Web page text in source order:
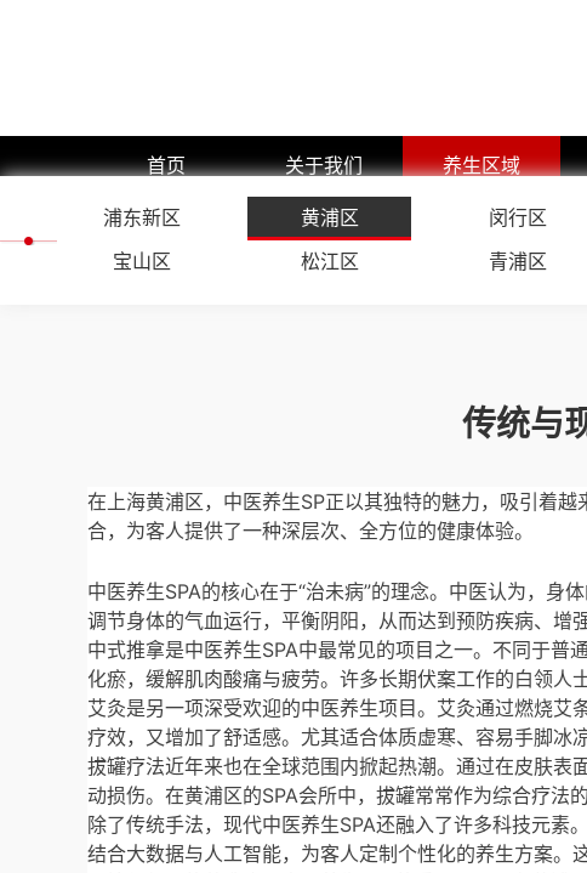
首页 关于我们
公司简介
企业文化
养生区域
浦东新区
黄浦区
徐汇区
杨浦区
松江区
青浦区
普陀区
奉贤区
虹口区
金山区
崇明区
浦东新区 黄浦区 闵行区
宝山区 松江区 青浦区
传统与
在上海黄浦区，中医养生SP正以其独特的魅力，吸引着
合，为客人提供了一种深层次、全方位的健康体验。
中医养生SPA的核心在于“治未病”的理念。中医认为，身
调节身体的气血运行，平衡阴阳，从而达到预防疾病、增
中式推拿是中医养生SPA中最常见的项目之一。不同于
化瘀，缓解肌肉酸痛与疲劳。许多长期伏案工作的白领人
艾灸是另一项深受欢迎的中医养生项目。艾灸通过燃烧
疗效，又增加了舒适感。尤其适合体质虚寒、容易手脚冰
拔罐疗法近年来也在全球范围内掀起热潮。通过在皮肤
动损伤。在黄浦区的SPA会所中，拔罐常常作为综合疗法
除了传统手法，现代中医养生SPA还融入了许多科技元
结合大数据与人工智能，为客人定制个性化的养生方案。